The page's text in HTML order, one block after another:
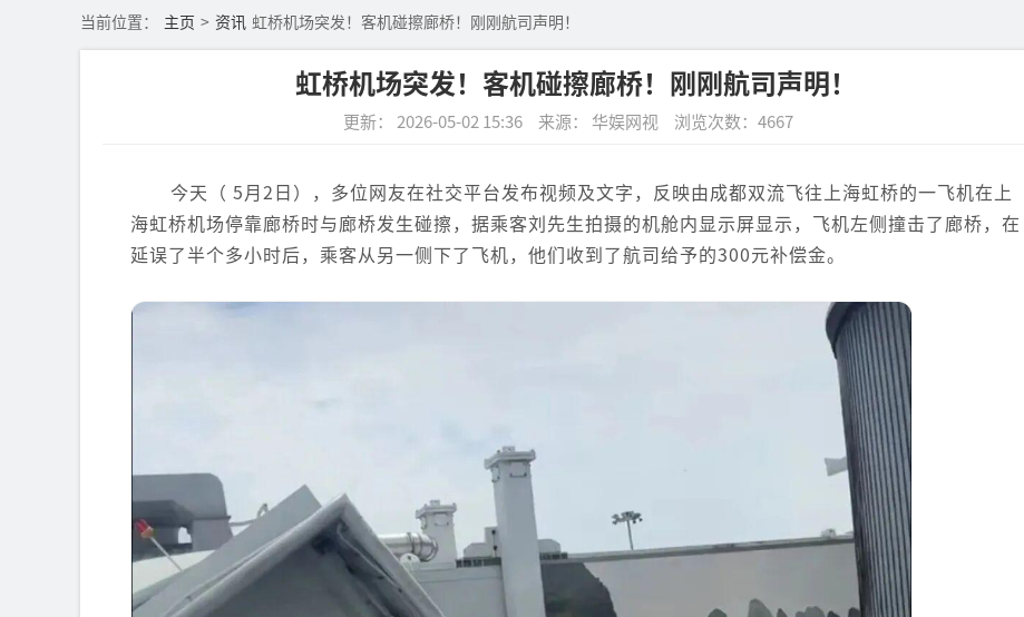
当前位置： 主页 > 资讯 虹桥机场突发！客机碰擦廊桥！刚刚航司声明！
虹桥机场突发！客机碰擦廊桥！刚刚航司声明！
更新： 2026-05-02 15:36 来源： 华娱网视 浏览次数： 4667
今天（ 5月2日），多位网友在社交平台发布视频及文字，反映由成都双流飞往上海虹桥的一飞机在上
海虹桥机场停靠廊桥时与廊桥发生碰擦， 据乘客刘先生拍摄的机舱内显示屏显示，飞机左侧撞击了廊桥，在
延误了半个多小时后，乘客从另一侧下了飞机，他们收到了航司给予的300元补偿金。